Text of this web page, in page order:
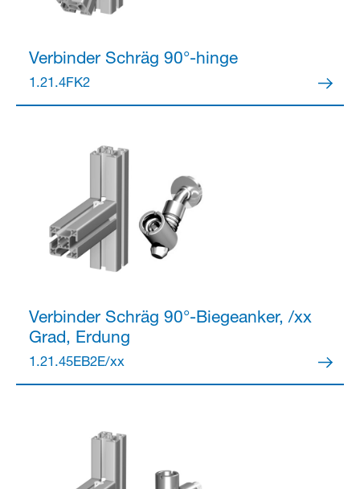
VerbinderSchräg 90°-hinge
1.21.4FK2
VerbinderSchräg 90°-Biegeanker, /xx
Grad, Erdung
1.21.45EB2E/xx
Partner Login
Anmelden